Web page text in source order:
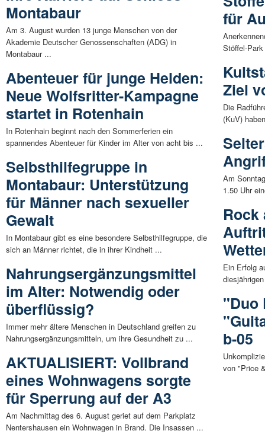
Montabaur
Am 3. August wurden 13 junge Menschen von der
Akademie Deutscher Genossenschaften (ADG) in
Montabaur ...
Abenteuer für junge Helden:
Neue Wolfsritter-Kampagne
startet in Rotenhain
In Rotenhain beginnt nach den Sommerferien ein
spannendes Abenteuer für Kinder im Alter von acht bis ...
Selbsthilfegruppe in
Montabaur: Unterstützung
für Männer nach sexueller
Gewalt
In Montabaur gibt es eine besondere Selbsthilfegruppe, die
sich an Männer richtet, die in ihrer Kindheit ...
Nahrungsergänzungsmittel
im Alter: Notwendig oder
überflüssig?
Immer mehr ältere Menschen in Deutschland greifen zu
Nahrungsergänzungsmitteln, um ihre Gesundheit zu ...
AKTUALISIERT: Vollbrand
eines Wohnwagens sorgte
für Sperrung auf der A3
Am Nachmittag des 6. August geriet auf dem Parkplatz
Nentershausen ein Wohnwagen in Brand. Die Insassen ...
für
Stöffel-
Ziel
Die
(KuV)
Am
1.50 Uhr
Rock
Ein Erfolg
"Duo
b-05
von "Price